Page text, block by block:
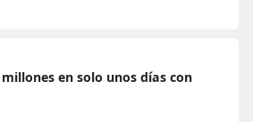
en solo unos días con